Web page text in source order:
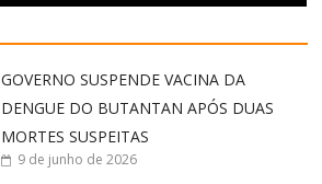
GOVERNO SUSPENDE VACINA DA
DENGUE DO BUTANTAN APÓS DUAS
MORTES SUSPEITAS
9 de junho de 2026